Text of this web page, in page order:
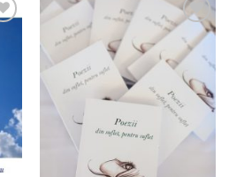
Adaugă
la
dorințe